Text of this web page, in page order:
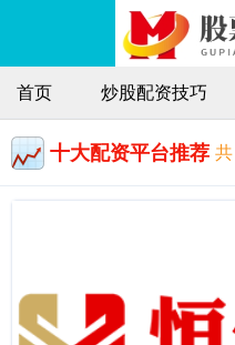
首页 炒股配资技巧
十大配资平台推荐 共